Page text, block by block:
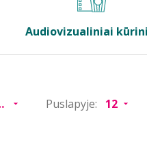
Audiovizualiniai
Puslapyje: